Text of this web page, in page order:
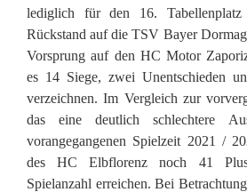
lediglich für den 16.
Rückstand auf die TSV Bayer
Vorsprung auf den HC Motor
es 14 Siege, zwei Unentschieden
verzeichnen. Im Vergleich zur
das eine deutlich schlechtere
vorangegangenen Spielzeit 2021 /
des HC Elbflorenz noch 41
Spielanzahl erreichen. Bei